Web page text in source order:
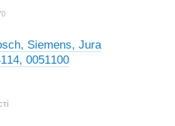
Siemens, Jura
0051100